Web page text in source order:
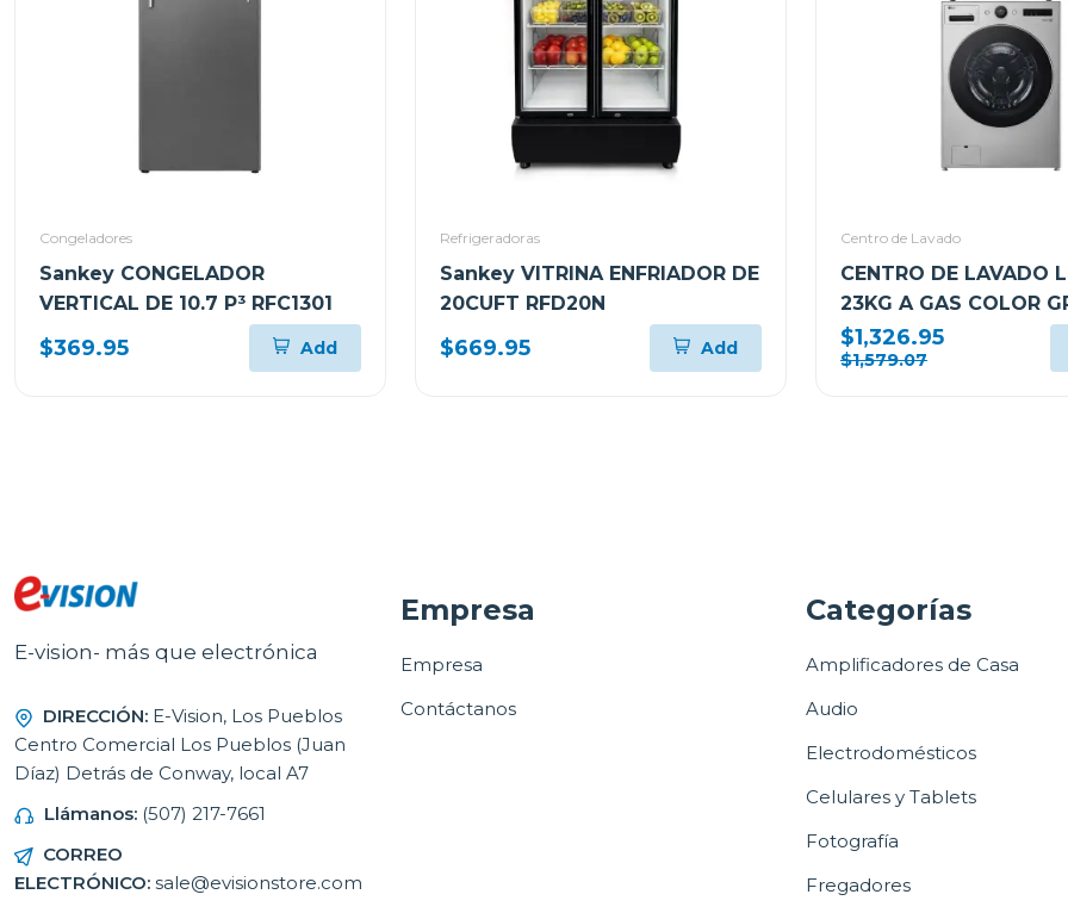
Congeladores
Sankey CONGELADOR
VERTICAL DE 10.7 P³ RFC1301
$369.95 Add
Refrigeradoras
Sankey VITRINA ENFRIADOR DE
20CUFT RFD20N
$669.95 Add
Centro de Lavado
CENTRO DE LAVADO
23KG A GAS COLOR
WM23VFXS6/
$1,326.95
$1,579.07
E-vision- más que electrónica
DIRECCIÓN: E-Vision, Los Pueblos
Centro Comercial Los Pueblos (Juan
Díaz) Detrás de Conway, local A7
Llámanos: (507) 217-7661
CORREO
ELECTRÓNICO: sale@evisionstore.com
Empresa
Empresa
Contáctanos
Categorías
Amplificadores de Casa
Audio
Electrodomésticos
Celulares y Tablets
Fotografía
Fregadores